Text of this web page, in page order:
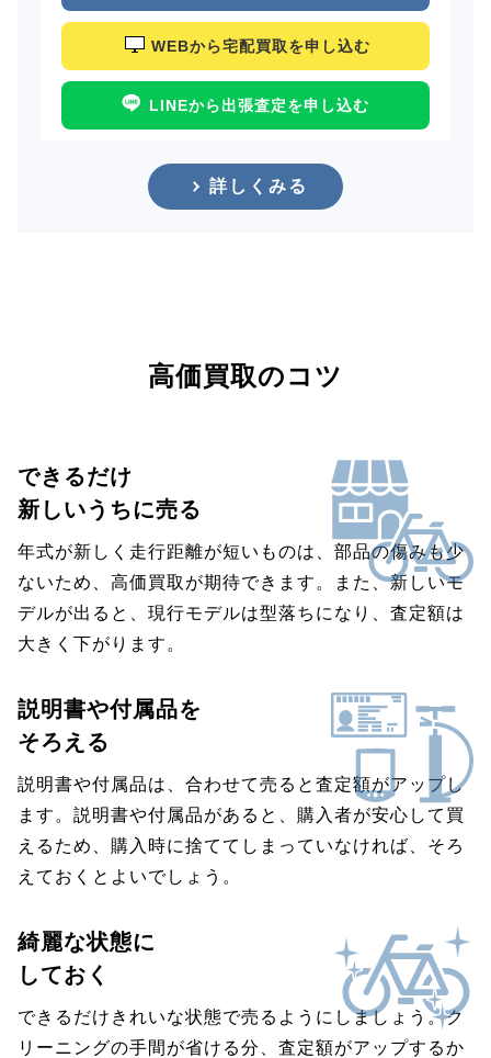
WEBから宅配買取を申し込む
LINEから出張査定を申し込む
詳しくみる
高価買取のコツ
できるだけ
新しいうちに売る
年式が新しく走行距離が短いものは、部品の傷みも少
ないため、高価買取が期待できます。また、新しいモ
デルが出ると、現行モデルは型落ちになり、査定額は
大きく下がります。
説明書や付属品を
そろえる
説明書や付属品は、合わせて売ると査定額がアップし
ます。説明書や付属品があると、購入者が安心して買
えるため、購入時に捨ててしまっていなければ、そろ
えておくとよいでしょう。
綺麗な状態に
しておく
できるだけきれいな状態で売るようにしましょう。ク
リーニングの手間が省ける分、査定額がアップするか